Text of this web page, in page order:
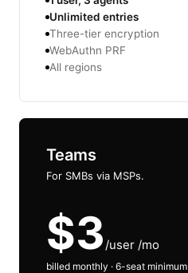
Unlimited entries
Three-tier encryption
WebAuthn PRF
All regions
Teams
For SMBs via MSPs.
$3/user /mo
billed monthly · 6-seat minimum